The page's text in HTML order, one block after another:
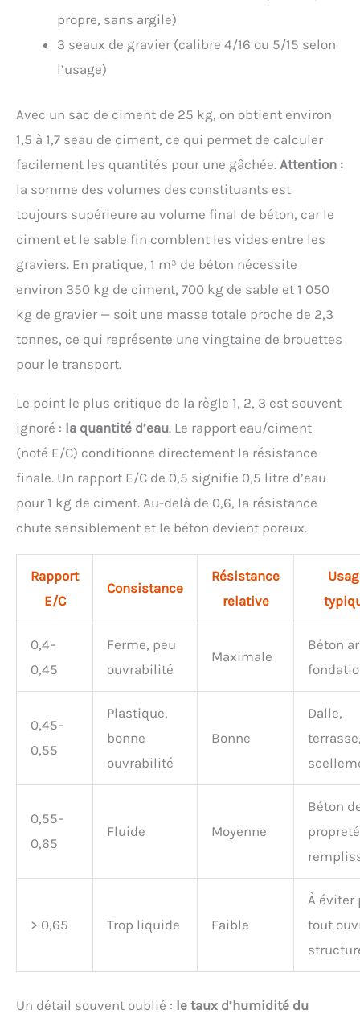
propre, sans argile)
3 seaux de gravier (calibre 4/16 ou 5/15 selon
l’usage)
Avec un sac de ciment de 25 kg, on obtient environ
1,5 à 1,7 seau de ciment, ce qui permet de calculer
facilement les quantités pour une gâchée. Attention :
la somme des volumes des constituants est
toujours supérieure au volume final de béton, car le
ciment et le sable fin comblent les vides entre les
graviers. En pratique, 1 m³ de béton nécessite
environ 350 kg de ciment, 700 kg de sable et 1 050
kg de gravier — soit une masse totale proche de 2,3
tonnes, ce qui représente une vingtaine de brouettes
pour le transport.
Le point le plus critique de la règle 1, 2, 3 est souvent
ignoré : la quantité d’eau. Le rapport eau/ciment
(noté E/C) conditionne directement la résistance
finale. Un rapport E/C de 0,5 signifie 0,5 litre d’eau
pour 1 kg de ciment. Au-delà de 0,6, la résistance
chute sensiblement et le béton devient poreux.
Rapport
E/C
Consistance
Résistance
relative
0,4–
0,45
Ferme, peu
ouvrabilité
Maximale
Béton
0,45–
0,55
Plastique,
bonne
ouvrabilité
Bonne
Dalle,
0,55–
0,65
Fluide Moyenne
Béton
> 0,65 Trop liquide Faible
À éviter
tout
Un détail souvent oublié : le taux d’humidité du